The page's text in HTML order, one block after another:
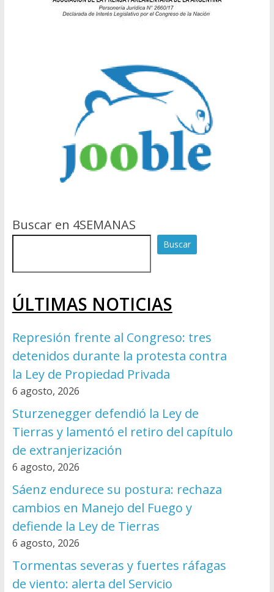
Buscar en 4SEMANAS
Buscar
ÚLTIMAS NOTICIAS
Represión frente al Congreso: tres
detenidos durante la protesta contra
la Ley de Propiedad Privada
6 agosto, 2026
Sturzenegger defendió la Ley de
Tierras y lamentó el retiro del capítulo
de extranjerización
6 agosto, 2026
Sáenz endurece su postura: rechaza
cambios en Manejo del Fuego y
defiende la Ley de Tierras
6 agosto, 2026
Tormentas severas y fuertes ráfagas
de viento: alerta del Servicio